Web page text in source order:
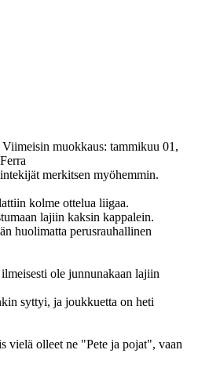
Viimeisin muokkaus: tammikuu 01,
merkitsen myöhemmin.
kolme ottelua liigaa.
lajiin kaksin kappalein.
huolimatta perusrauhallinen
ole junnunakaan lajiin
syttyi, ja joukkuetta on heti
vielä olleet ne "Pete ja pojat", vaan